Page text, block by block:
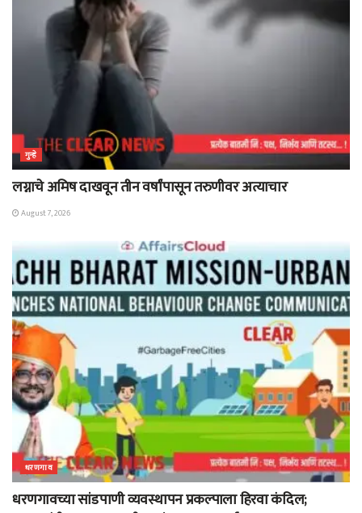
गुन्हे
लग्नाचे अमिष दाखवून तीन वर्षांपासून तरुणीवर अत्याचार
August 7, 2026
धरणगाव
धरणगावच्या सांडपाणी व्यवस्थापन प्रकल्पाला हिरवा कंदिल;